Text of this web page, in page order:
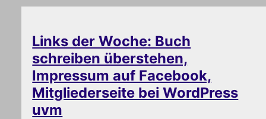
Links der Woche: Buch
schreiben überstehen,
Impressum auf Facebook,
Mitgliederseite bei WordPress
uvm